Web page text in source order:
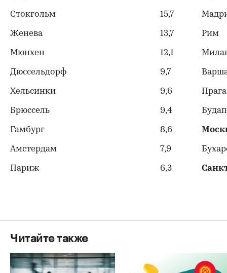
Стокгольм 15,7
Женева 13,7 Рим
Мюнхен 12,1
Дюссельдорф 9,7
Хельсинки 9,6 Прага
Брюссель 9,4
Гамбург 8,6
Амстердам 7,9
Париж 6,3
Читайте также